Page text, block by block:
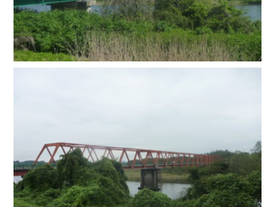
Q&A
木村塗装の仕事人